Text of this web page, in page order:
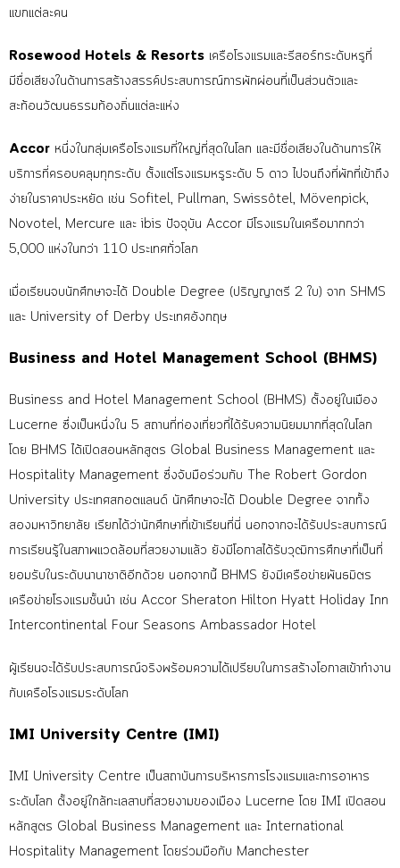
แขกแต่ละคน
Rosewood Hotels & Resorts เครือโรงแรมและรีสอร์ทระดับหรูที่
มีชื่อเสียงในด้านการสร้างสรรค์ประสบการณ์การพักผ่อนที่เป็นส่วนตัวและ
สะท้อนวัฒนธรรมท้องถิ่นแต่ละแห่ง
Accor หนึ่งในกลุ่มเครือโรงแรมที่ใหญ่ที่สุดในโลก และมีชื่อเสียงในด้านการให้
บริการที่ครอบคลุมทุกระดับ ตั้งแต่โรงแรมหรูระดับ 5 ดาว ไปจนถึงที่พักที่เข้าถึง
ง่ายในราคาประหยัด เช่น Sofitel, Pullman, Swissôtel, Mövenpick,
Novotel, Mercure และ ibis ปัจจุบัน Accor มีโรงแรมในเครือมากกว่า
5,000 แห่งในกว่า 110 ประเทศทั่วโลก
เมื่อเรียนจบนักศึกษาจะได้ Double Degree (ปริญญาตรี 2 ใบ) จาก SHMS
และ University of Derby ประเทศอังกฤษ
Business and Hotel Management School (BHMS)
Business and Hotel Management School (BHMS) ตั้งอยู่ในเมือง
Lucerne ซึ่งเป็นหนึ่งใน 5 สถานที่ท่องเที่ยวที่ได้รับความนิยมมากที่สุดในโลก
โดย BHMS ได้เปิดสอนหลักสูตร Global Business Management และ
Hospitality Management ซึ่งจับมือร่วมกับ The Robert Gordon
University ประเทศสกอตแลนด์ นักศึกษาจะได้ Double Degree จากทั้ง
สองมหาวิทยาลัย เรียกได้ว่านักศึกษาที่เข้าเรียนที่นี่ นอกจากจะได้รับประสบการณ์
การเรียนรู้ในสภาพแวดล้อมที่สวยงามแล้ว ยังมีโอกาสได้รับวุฒิการศึกษาที่เป็นที่
ยอมรับในระดับนานาชาติอีกด้วย นอกจากนี้ BHMS ยังมีเครือข่ายพันธมิตร
เครือข่ายโรงแรมชั้นนำ เช่น Accor Sheraton Hilton Hyatt Holiday Inn
Intercontinental Four Seasons Ambassador Hotel
ผู้เรียนจะได้รับประสบการณ์จริงพร้อมความได้เปรียบในการสร้างโอกาสเข้าทำงาน
กับเครือโรงแรมระดับโลก
IMI University Centre (IMI)
IMI University Centre เป็นสถาบันการบริหารการโรงแรมและการอาหาร
ระดับโลก ตั้งอยู่ใกล้ทะเลสาบที่สวยงามของเมือง Lucerne โดย IMI เปิดสอน
หลักสูตร Global Business Management และ International
Hospitality Management โดยร่วมมือกับ Manchester